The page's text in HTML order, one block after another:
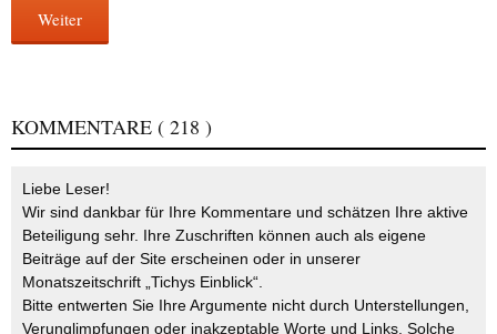
Weiter
KOMMENTARE ( 218 )
Liebe Leser!
Wir sind dankbar für Ihre Kommentare und schätzen Ihre aktive
Beteiligung sehr. Ihre Zuschriften können auch als eigene
Beiträge auf der Site erscheinen oder in unserer
Monatszeitschrift „Tichys Einblick“.
Bitte entwerten Sie Ihre Argumente nicht durch Unterstellungen,
Verunglimpfungen oder inakzeptable Worte und Links. Solche